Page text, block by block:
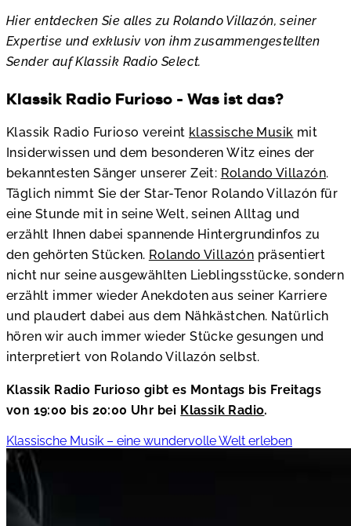
Hier entdecken Sie alles zu Rolando Villazón, seiner
Expertise und exklusiv von ihm zusammengestellten
Sender auf Klassik Radio Select.
Klassik Radio Furioso - Was ist das?
Klassik Radio Furioso vereint klassische Musik mit
Insiderwissen und dem besonderen Witz eines der
bekanntesten Sänger unserer Zeit: Rolando Villazón.
Täglich nimmt Sie der Star-Tenor Rolando Villazón für
eine Stunde mit in seine Welt, seinen Alltag und
erzählt Ihnen dabei spannende Hintergrundinfos zu
den gehörten Stücken. Rolando Villazón präsentiert
nicht nur seine ausgewählten Lieblingsstücke, sondern
erzählt immer wieder Anekdoten aus seiner Karriere
und plaudert dabei aus dem Nähkästchen. Natürlich
hören wir auch immer wieder Stücke gesungen und
interpretiert von Rolando Villazón selbst.
Klassik Radio Furioso gibt es Montags bis Freitags
von 19:00 bis 20:00 Uhr bei Klassik Radio.
Klassische Musik – eine wundervolle Welt erleben